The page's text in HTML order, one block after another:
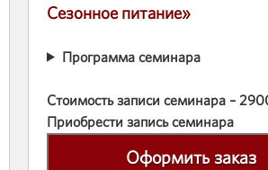
Сезонное питание»
Программа семинара
Стоимость записи семинара –
Приобрести запись семинара
Оформить заказ